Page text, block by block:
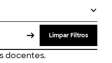
Limpar Filtros
docentes.